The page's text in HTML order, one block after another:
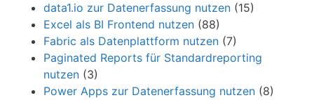
data1.io zur Datenerfassung nutzen (15)
Excel als BI Frontend nutzen (88)
Fabric als Datenplattform nutzen (7)
Paginated Reports für Standardreporting
nutzen (3)
Power Apps zur Datenerfassung nutzen (8)